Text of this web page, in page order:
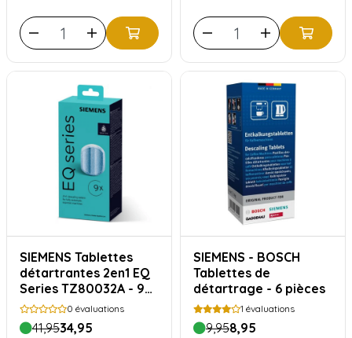
SIEMENS Tablettes
détartrantes 2en1 EQ
Series TZ80032A - 9
pièces
0 évaluations
41,9534,95
SIEMENS - BOSCH
Tablettes de
détartrage - 6 pièces
1 évaluations
9,958,95